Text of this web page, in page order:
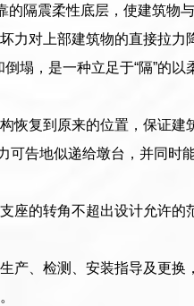
的隔震柔性底层，使建筑物
力对上部建筑物的直接拉力
塌，是一种立足于“隔”的以
恢复到原来的位置，保证建
可告地似递给墩台，并同时
座的转角不超出设计允许的
产、检测、安装指导及更换